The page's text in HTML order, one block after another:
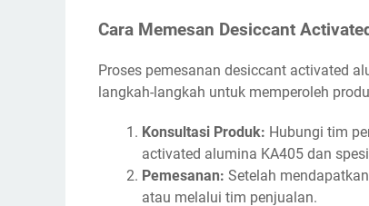
Cara Memesan Desiccant
Proses pemesanan desiccant activated
langkah-langkah untuk memperoleh
Konsultasi Produk: Hubungi tim
activated alumina KA405 dan
Pemesanan: Setelah
atau melalui tim penjualan.